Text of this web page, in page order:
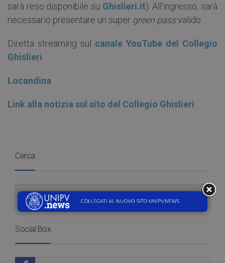
sarà reso disponibile su Ghislieri.it). All’ingresso, sarà
necessario presentare un super green passvalido.
Diretta streaming sul canale YouTube del Collegio
Ghislieri
Locandina
Link alla notizia sul sito del Collegio Ghislieri
Cerca
Social Box